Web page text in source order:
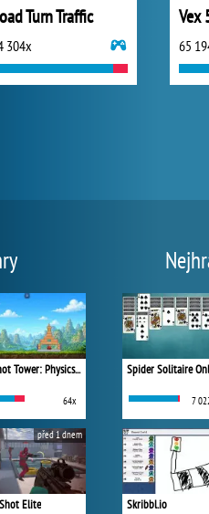
Turn Traffic
304x
Vex
65
One Shot Tower: Physics Destroyer
64x
Elite
před 1 dnem
Spider Solitaire
7
Skribbl.io